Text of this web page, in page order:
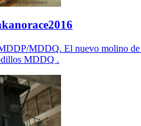
MDDQ. El nuevo molino de
MDDQ .